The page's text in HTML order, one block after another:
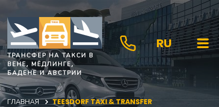
ТРАНСФЕР НА ТАКСИ В
ВЕНЕ, МЁДЛИНГЕ,
БАДЕНЕ И АВСТРИИ
RU
ГЛАВНАЯ TEESDORF TAXI & TRANSFER